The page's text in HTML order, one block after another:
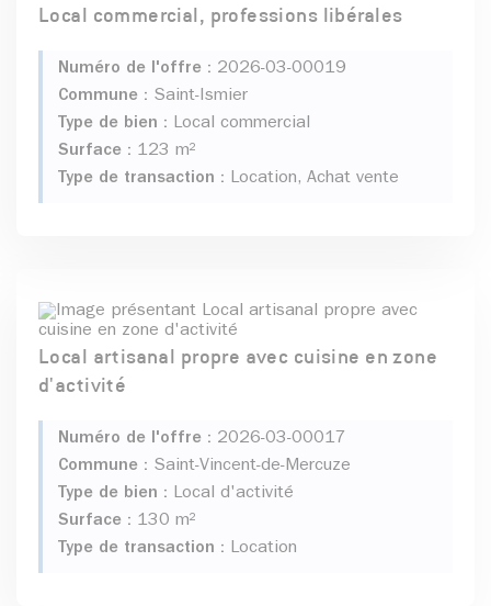
Local commercial, professions libérales
Numéro de l'offre : 2026-03-00019
Commune : Saint-Ismier
Type de bien : Local commercial
Surface : 123 m²
Type de transaction : Location, Achat vente
Local artisanal propre avec cuisine en zone
d'activité
Numéro de l'offre : 2026-03-00017
Commune : Saint-Vincent-de-Mercuze
Type de bien : Local d'activité
Surface : 130 m²
Type de transaction : Location